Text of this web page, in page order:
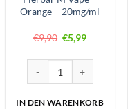
Orange – 20mg/ml
€9,90 Ursprünglicher
Preis
€5,99Aktueller
IN DEN WARENKORB